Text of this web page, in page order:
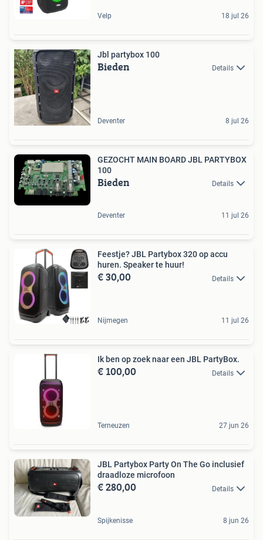
Velp 18 jul 26
Jbl partybox 100
Bieden Details
Deventer 8 jul 26
GEZOCHT MAIN BOARD JBL PARTYBOX
100
Bieden Details
Deventer 11 jul 26
Feestje? JBL Partybox 320 op accu
huren. Speaker te huur!
€ 30,00 Details
Nijmegen 11 jul 26
Ik ben op zoek naar een JBL PartyBox.
€ 100,00 Details
Terneuzen 27 jun 26
JBL Partybox Party On The Go inclusief
draadloze microfoon
€ 280,00 Details
Spijkenisse 8 jun 26